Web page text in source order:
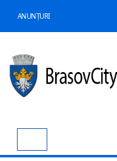
ANUNȚURI